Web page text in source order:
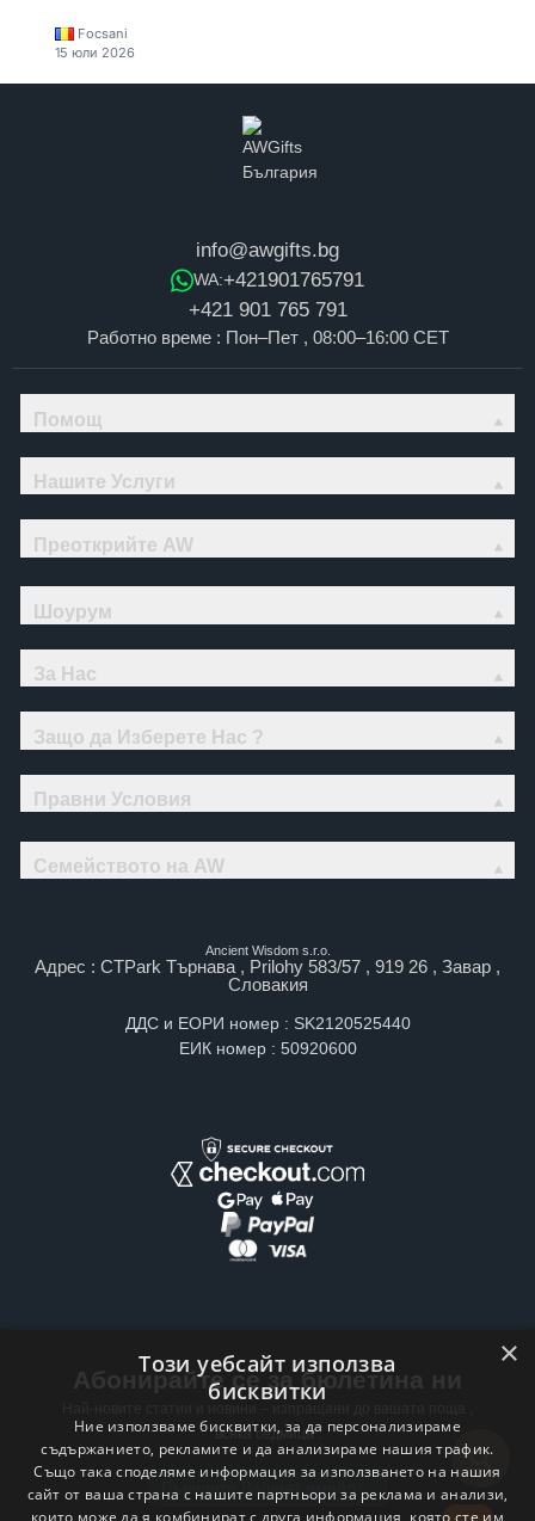
Focsani
15 юли 2026
info@awgifts.bg
WA:+421901765791
+421 901 765 791
Работно време : Пон–Пет , 08:00–16:00 CET
Помощ
Нашите Услуги
Преоткрийте AW
Шоурум
За Нас
Защо да Изберете Нас ?
Правни Условия
Семейството на AW
Ancient Wisdom s.r.o.
Адрес : CTPark Търнава , Prilohy 583/57 , 919 26 , Завар ,
Словакия
ДДС и ЕОРИ номер : SK2120525440
ЕИК номер : 50920600
Абонирайте се за бюлетина ни
всяка седмица .
Email address
×
Този уебсайт използва
бисквитки
Ние използваме бисквитки, за да персонализираме
съдържанието, рекламите и да анализираме нашия трафик.
Също така споделяме информация за използването на нашия
сайт от ваша страна с нашите партньори за реклама и анализи,
които може да я комбинират с друга информация, която сте им